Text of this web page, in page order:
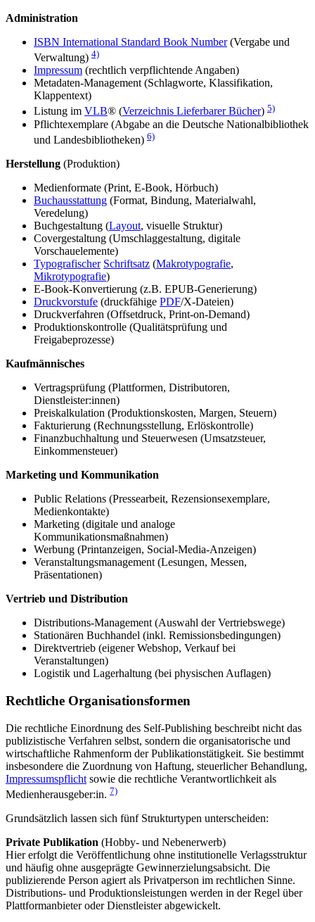
Administration
ISBN International Standard Book Number(Vergabe und
Verwaltung) 4)
Impressum (rechtlich verpflichtende Angaben)
Metadaten-Management (Schlagworte, Klassifikation,
Klappentext)
Listung im VLB® (Verzeichnis Lieferbarer Bücher) 5)
Pflichtexemplare (Abgabe an die Deutsche Nationalbibliothek
und Landesbibliotheken) 6)
Herstellung (Produktion)
Medienformate (Print, E-Book, Hörbuch)
Buchausstattung (Format, Bindung, Materialwahl,
Veredelung)
Buchgestaltung (Layout, visuelle Struktur)
Covergestaltung (Umschlaggestaltung, digitale
Vorschauelemente)
Typografischer Schriftsatz (Makrotypografie,
Mikrotypografie)
E-Book-Konvertierung (z.B. EPUB-Generierung)
Druckvorstufe (druckfähige PDF/X-Dateien)
Druckverfahren (Offsetdruck, Print-on-Demand)
Produktionskontrolle (Qualitätsprüfung und
Freigabeprozesse)
Kaufmännisches
Vertragsprüfung (Plattformen, Distributoren,
Dienstleister:innen)
Preiskalkulation (Produktionskosten, Margen, Steuern)
Fakturierung (Rechnungsstellung, Erlöskontrolle)
Finanzbuchhaltung und Steuerwesen (Umsatzsteuer,
Einkommensteuer)
Marketing und Kommunikation
Public Relations (Pressearbeit, Rezensionsexemplare,
Medienkontakte)
Marketing (digitale und analoge
Kommunikationsmaßnahmen)
Werbung (Printanzeigen, Social-Media-Anzeigen)
Veranstaltungsmanagement (Lesungen, Messen,
Präsentationen)
Vertrieb und Distribution
Distributions-Management (Auswahl der Vertriebswege)
Stationären Buchhandel (inkl. Remissionsbedingungen)
Direktvertrieb (eigener Webshop, Verkauf bei
Veranstaltungen)
Logistik und Lagerhaltung (bei physischen Auflagen)
Rechtliche Organisationsformen
Die rechtliche Einordnung des Self-Publishing beschreibt nicht das
publizistische Verfahren selbst, sondern die organisatorische und
wirtschaftliche Rahmenform der Publikationstätigkeit. Sie bestimmt
insbesondere die Zuordnung von Haftung, steuerlicher Behandlung,
Impressumspflicht sowie die rechtliche Verantwortlichkeit als
Medienherausgeber:in. 7)
Grundsätzlich lassen sich fünf Strukturtypen unterscheiden:
Private Publikation (Hobby- und Nebenerwerb)
Hier erfolgt die Veröffentlichung ohne institutionelle Verlagsstruktur
und häufig ohne ausgeprägte Gewinnerzielungsabsicht. Die
publizierende Person agiert als Privatperson im rechtlichen Sinne.
Distributions- und Produktionsleistungen werden in der Regel über
Plattformanbieter oder Dienstleister abgewickelt.